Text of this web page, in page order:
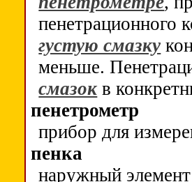
пенетрационного
густую смазку
меньше.
смазокв
пенетрометр
прибор для
пенка
наружный